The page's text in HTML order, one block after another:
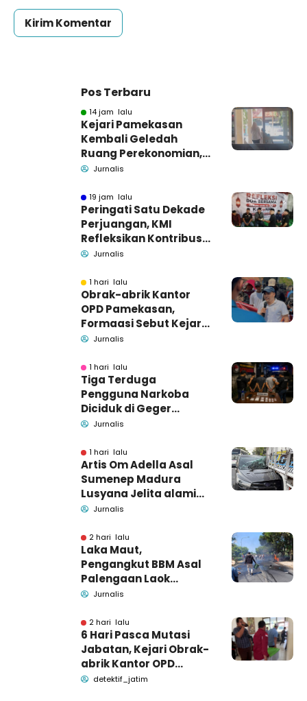
Pos Terbaru
14 jam lalu
Kejari Pamekasan
Kembali Geledah
Ruang Perekonomian,
Pidsus: Tunggu Saja!
Jurnalis
19 jam lalu
Peringati Satu Dekade
Perjuangan, KMI
Refleksikan Kontribusi
untuk Masyarakat
Jurnalis
1 hari lalu
Obrak-abrik Kantor
OPD Pamekasan,
Formaasi Sebut Kejari
Pamekasan
Jurnalis
1 hari lalu
Tiga Terduga
Pengguna Narkoba
Diciduk di Geger
Bangkalan, Polisi Masih
Barang Bukti
Jurnalis
1 hari lalu
Artis Om Adella Asal
Sumenep Madura
Lusyana Jelita alami
kecelakaan di Wonogiri
Jurnalis
2 hari lalu
Laka Maut,
Pengangkut BBM Asal
Palengaan Laok
Pamekasan Meninggal
Jurnalis
2 hari lalu
6 Hari Pasca Mutasi
Jabatan, Kejari Obrak-
abrik Kantor OPD
Pemkab Pamekasan
detektif_jatim